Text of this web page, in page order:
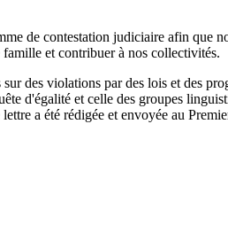
de contestation judiciaire afin que
et contribuer à nos collectivités.
des violations par des lois et des
d'égalité et celle des groupes
a été rédigée et envoyée au